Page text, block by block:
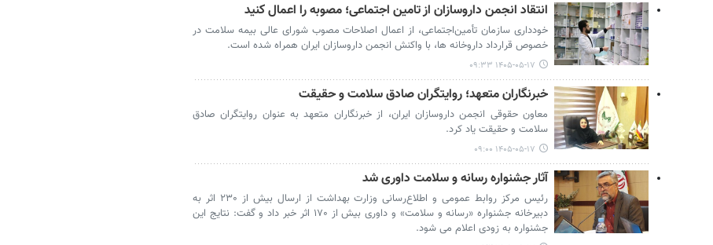
انتقاد انجمن داروسازان از تامین اجتماعی؛ مصوبه را اعمال کنید
خودداری سازمان تأمین‌اجتماعی، از اعمال اصلاحات مصوب شورای عالی بیمه سلامت در
خصوص قرارداد داروخانه ها، با واکنش انجمن داروسازان ایران همراه شده است.
۱۴۰۵-۰۵-۱۷ ۰۹:۳۳
خبرنگاران متعهد؛ روایتگران صادق سلامت و حقیقت
معاون حقوقی انجمن داروسازان ایران، از خبرنگاران متعهد به عنوان روایتگران صادق
سلامت و حقیقت یاد کرد.
۱۴۰۵-۰۵-۱۷ ۰۹:۰۰
آثار جشنواره رسانه و سلامت داوری شد
رئیس مرکز روابط عمومی و اطلاع‌رسانی وزارت بهداشت از ارسال بیش از ۲۳۰ اثر به
دبیرخانه جشنواره «رسانه و سلامت» و داوری بیش از ۱۷۰ اثر خبر داد و گفت: نتایج این
جشنواره به زودی اعلام می شود.